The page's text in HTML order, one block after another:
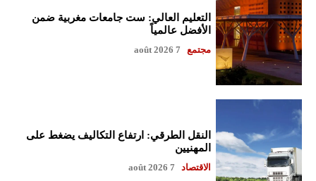
التعليم العالي: ست جامعات مغربية ضمن
الأفضل عالمياً
مجتمع 7 août 2026
النقل الطرقي: ارتفاع التكاليف يضغط على
المهنيين
الاقتصاد 7 août 2026